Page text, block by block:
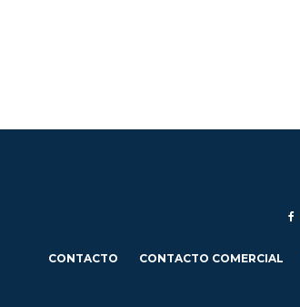
CONTACTO CONTACTO COMERCIAL